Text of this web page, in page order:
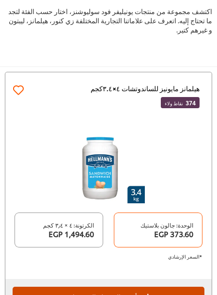
اكتشف مجموعة من منتجات يونيليفر فود سوليوشنز، اختار حسب الفئة لتجد
ما تحتاج إليه. اتعرف على علاماتنا التجارية المختلفة زي كنور، هيلمانز، ليبتون
و غيرهم كتير.
هيلمانز مايونيز للساندوتشات ٤×٣.٤كجم
374 نقاط ولاء
الوحدة: جالون بلاستيك
373.60 EGP
الكرتونة: ٤ × ٣٫٤ كجم
1,494.60 EGP
*السعر الإرشادي